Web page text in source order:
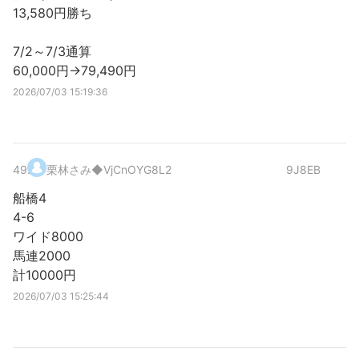
13,580円勝ち
7/2～7/3通算
60,000円→79,490円
2026/07/03 15:19:36
49. 栗林さみ◆VjCnOYG8L2 9J8EB
船橋4
4-6
ワイド8000
馬連2000
計10000円
2026/07/03 15:25:44